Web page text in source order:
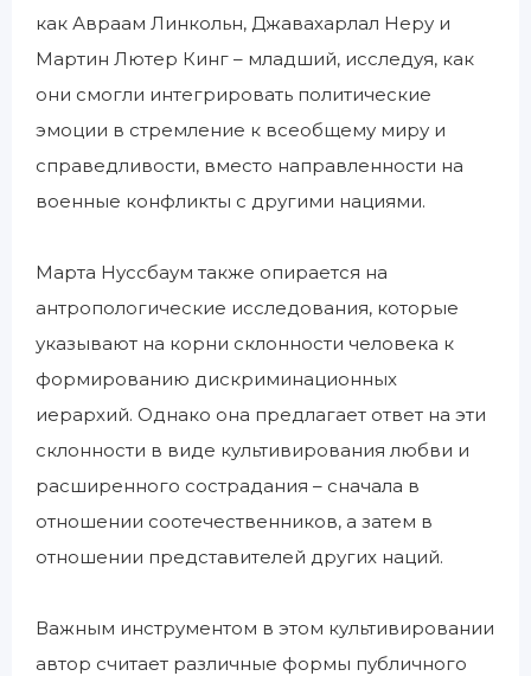
как Авраам Линкольн, Джавахарлал Неру и
Мартин Лютер Кинг – младший, исследуя, как
они смогли интегрировать политические
эмоции в стремление к всеобщему миру и
справедливости, вместо направленности на
военные конфликты с другими нациями.
Марта Нуссбаум также опирается на
антропологические исследования, которые
указывают на корни склонности человека к
формированию дискриминационных
иерархий. Однако она предлагает ответ на эти
склонности в виде культивирования любви и
расширенного сострадания – сначала в
отношении соотечественников, а затем в
отношении представителей других наций.
Важным инструментом в этом культивировании
автор считает различные формы публичного